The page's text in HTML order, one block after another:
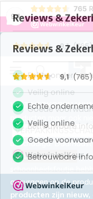
9,1
765
WAT VERKOPEN WIJ?
producten maar ook
beschadigd.
KRASJE/DEUKJE
schoonheidsfoutje
aanvragen op de
producten zijn